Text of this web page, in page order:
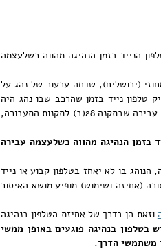
בטלפון הנייד בזמן הנהיגה מהווה כשלעצמה
(ירושלים), שדחה ערעור של נהג על
טלפון נייד בזמן שהרכב שבו נהג היה
בתנועה. לטענתו, אמנם הוא אחז בטלפון אך לא הוכח שעשה בו שימוש וכדי שתתגבש עבירה שבתקנה 28(ב) לתקנות התעבורה,
בזמן הנהיגה מהווה כשלעצמה עבירה
בו לא יאחז בטלפון קבוע או נייד
(אחיזה ושימוש) מופיע מושא האיסור
וזאת הן בדרך של אחיזת הטלפון בנהיגה
בטלפון בנהיגה פוגעים באופן ממשי
משתמשי הדרך.